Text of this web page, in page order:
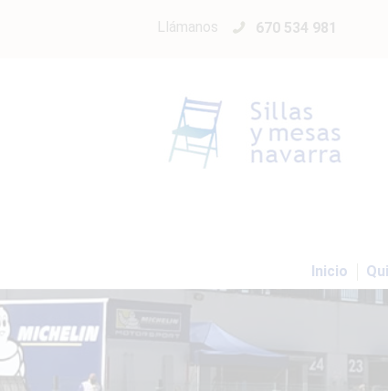
Llámanos 670 534 981
Inicio